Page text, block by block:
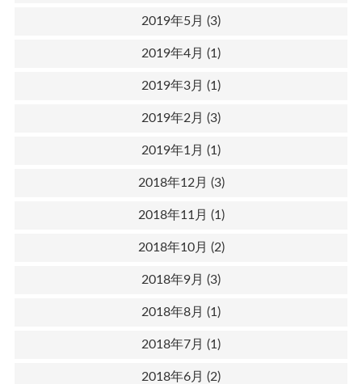
2019年5月 (3)
2019年4月 (1)
2019年3月 (1)
2019年2月 (3)
2019年1月 (1)
2018年12月 (3)
2018年11月 (1)
2018年10月 (2)
2018年9月 (3)
2018年8月 (1)
2018年7月 (1)
2018年6月 (2)